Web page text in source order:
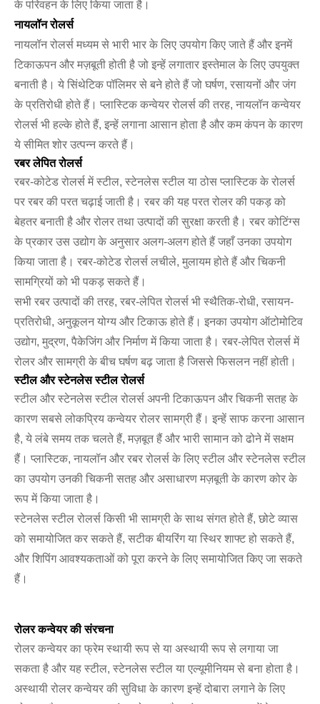
के परिवहन के लिए किया जाता है।
नायलॉन रोलर्स
नायलॉन रोलर्स मध्यम से भारी भार के लिए उपयोग किए जाते हैं और इनमें
टिकाऊपन और मज़बूती होती है जो इन्हें लगातार इस्तेमाल के लिए उपयुक्त
बनाती है। ये सिंथेटिक पॉलिमर से बने होते हैं जो घर्षण, रसायनों और जंग
के प्रतिरोधी होते हैं। प्लास्टिक कन्वेयर रोलर्स की तरह, नायलॉन कन्वेयर
रोलर्स भी हल्के होते हैं, इन्हें लगाना आसान होता है और कम कंपन के कारण
ये सीमित शोर उत्पन्न करते हैं।
रबर लेपित रोलर्स
रबर-कोटेड रोलर्स में स्टील, स्टेनलेस स्टील या ठोस प्लास्टिक के रोलर्स
पर रबर की परत चढ़ाई जाती है। रबर की यह परत रोलर की पकड़ को
बेहतर बनाती है और रोलर तथा उत्पादों की सुरक्षा करती है। रबर कोटिंग्स
के प्रकार उस उद्योग के अनुसार अलग-अलग होते हैं जहाँ उनका उपयोग
किया जाता है। रबर-कोटेड रोलर्स लचीले, मुलायम होते हैं और चिकनी
सामग्रियों को भी पकड़ सकते हैं।
सभी रबर उत्पादों की तरह, रबर-लेपित रोलर्स भी स्थैतिक-रोधी, रसायन-
प्रतिरोधी, अनुकूलन योग्य और टिकाऊ होते हैं। इनका उपयोग ऑटोमोटिव
उद्योग, मुद्रण, पैकेजिंग और निर्माण में किया जाता है। रबर-लेपित रोलर्स में
रोलर और सामग्री के बीच घर्षण बढ़ जाता है जिससे फिसलन नहीं होती।
स्टील और स्टेनलेस स्टील रोलर्स
स्टील और स्टेनलेस स्टील रोलर्स अपनी टिकाऊपन और चिकनी सतह के
कारण सबसे लोकप्रिय कन्वेयर रोलर सामग्री हैं। इन्हें साफ करना आसान
है, ये लंबे समय तक चलते हैं, मज़बूत हैं और भारी सामान को ढोने में सक्षम
हैं। प्लास्टिक, नायलॉन और रबर रोलर्स के लिए स्टील और स्टेनलेस स्टील
का उपयोग उनकी चिकनी सतह और असाधारण मज़बूती के कारण कोर के
रूप में किया जाता है।
स्टेनलेस स्टील रोलर्स किसी भी सामग्री के साथ संगत होते हैं, छोटे व्यास
को समायोजित कर सकते हैं, सटीक बीयरिंग या स्थिर शाफ्ट हो सकते हैं,
और शिपिंग आवश्यकताओं को पूरा करने के लिए समायोजित किए जा सकते
हैं।
रोलर कन्वेयर की संरचना
रोलर कन्वेयर का फ्रेम स्थायी रूप से या अस्थायी रूप से लगाया जा
सकता है और यह स्टील, स्टेनलेस स्टील या एल्यूमीनियम से बना होता है।
अस्थायी रोलर कन्वेयर की सुविधा के कारण इन्हें दोबारा लगाने के लिए